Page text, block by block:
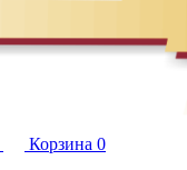
Корзина 0